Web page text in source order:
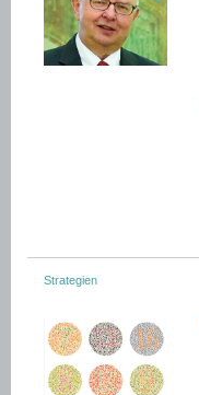
Strategien